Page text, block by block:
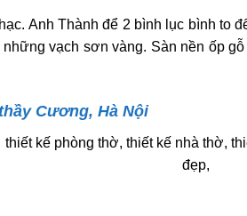
Anh Thành để 2 bình lục bình to
vạch sơn vàng. Sàn nền ốp
Cương, Hà Nội